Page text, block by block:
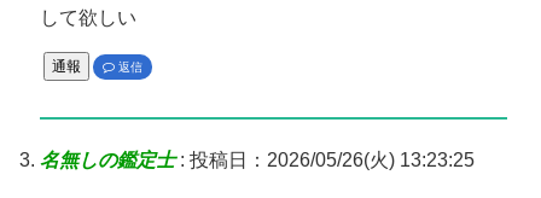
して欲しい
通報 返信
名無しの鑑定士: 投稿日：2026/05/26(火) 13:23:25